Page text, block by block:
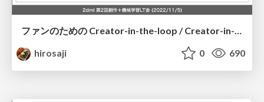
ファンのための Creator-in-the-loop / Creator-in-the-loop for fans
hirosaji
0 690